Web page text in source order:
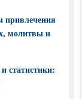
привлечения
молитвы и
статистики: